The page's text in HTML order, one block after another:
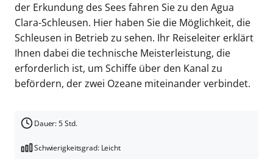
der Erkundung des Sees fahren Sie zu den Agua
Clara-Schleusen. Hier haben Sie die Möglichkeit, die
Schleusen in Betrieb zu sehen. Ihr Reiseleiter erklärt
Ihnen dabei die technische Meisterleistung, die
erforderlich ist, um Schiffe über den Kanal zu
befördern, der zwei Ozeane miteinander verbindet.
Dauer: 5 Std.
Schwierigkeitsgrad: Leicht